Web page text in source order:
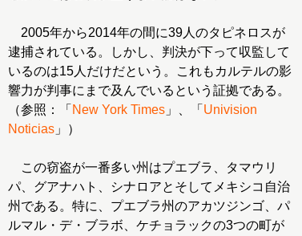
2005年から2014年の間に39人のタピネロスが
逮捕されている。しかし、判決が下って収監して
いるのは15人だけだという。これもカルテルの影
響力が判事にまで及んでいるという証拠である。
（参照：「 New York Times 」、「 Univision
Noticias 」）
この窃盗が一番多い州はプエブラ、タマウリ
パ、グアナハト、シナロアとそしてメキシコ自治
州である。特に、プエブラ州のアカツジンゴ、パ
ルマル・デ・ブラボ、ケチョラックの3つの町が